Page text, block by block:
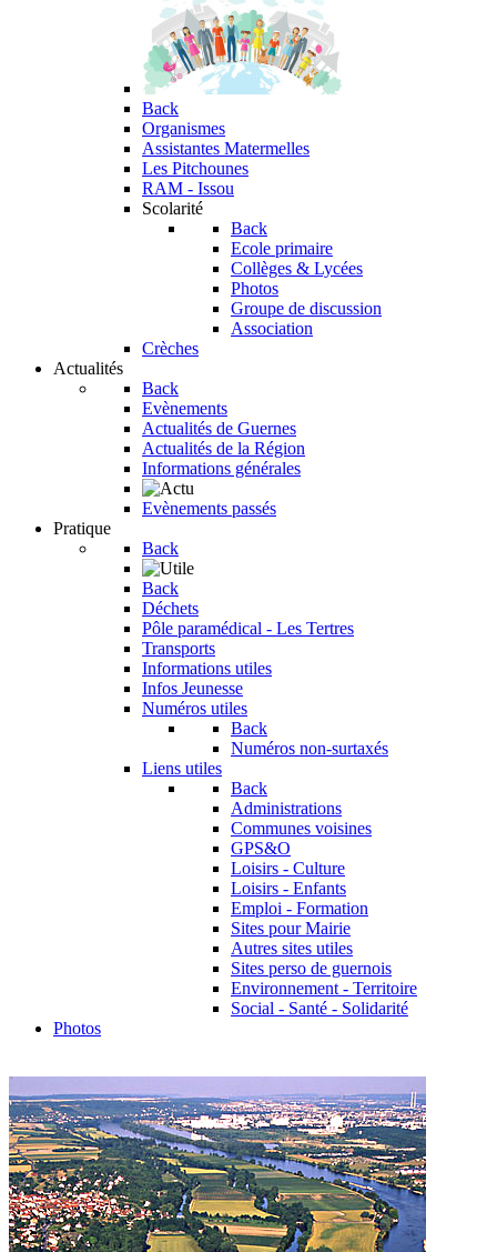
Back
Organismes
Assistantes Matermelles
Les Pitchounes
RAM - Issou
Scolarité
Back
Ecole primaire
Collèges & Lycées
Photos
Groupe de discussion
Association
Crèches
Actualités
Back
Evènements
Actualités de Guernes
Actualités de la Région
Informations générales
Evènements passés
Pratique
Back
Back
Déchets
Pôle paramédical - Les Tertres
Transports
Informations utiles
Infos Jeunesse
Numéros utiles
Back
Numéros non-surtaxés
Liens utiles
Back
Administrations
Communes voisines
GPS&O
Loisirs - Culture
Loisirs - Enfants
Emploi - Formation
Sites pour Mairie
Autres sites utiles
Sites perso de guernois
Environnement - Territoire
Social - Santé - Solidarité
Photos